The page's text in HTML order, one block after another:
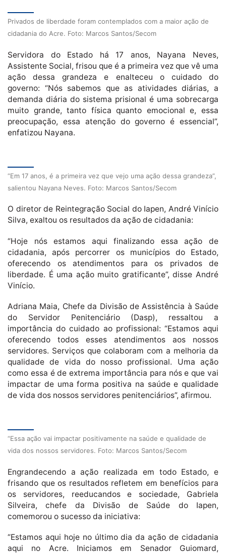
Privados de liberdade foram contemplados com a maior ação de
cidadania do Acre. Foto: Marcos Santos/Secom
Servidora do Estado há 17 anos, Nayana Neves,
Assistente Social, frisou que é a primeira vez que vê uma
ação dessa grandeza e enalteceu o cuidado do
governo: “Nós sabemos que as atividades diárias, a
demanda diária do sistema prisional é uma sobrecarga
muito grande, tanto física quanto emocional e, essa
preocupação, essa atenção do governo é essencial”,
enfatizou Nayana.
“Em 17 anos, é a primeira vez que vejo uma ação dessa grandeza”,
salientou Nayana Neves. Foto: Marcos Santos/Secom
O diretor de Reintegração Social do Iapen, André Vinício
Silva, exaltou os resultados da ação de cidadania:
“Hoje nós estamos aqui finalizando essa ação de
cidadania, após percorrer os municípios do Estado,
oferecendo os atendimentos para os privados de
liberdade. É uma ação muito gratificante”, disse André
Vinício.
Adriana Maia, Chefe da Divisão de Assistência à Saúde
do Servidor Penitenciário (Dasp), ressaltou a
importância do cuidado ao profissional: “Estamos aqui
oferecendo todos esses atendimentos aos nossos
servidores. Serviços que colaboram com a melhoria da
qualidade de vida do nosso profissional. Uma ação
como essa é de extrema importância para nós e que vai
impactar de uma forma positiva na saúde e qualidade
de vida dos nossos servidores penitenciários”, afirmou.
“Essa ação vai impactar positivamente na saúde e qualidade de
vida dos nossos servidores. Foto: Marcos Santos/Secom
Engrandecendo a ação realizada em todo Estado, e
frisando que os resultados refletem em benefícios para
os servidores, reeducandos e sociedade, Gabriela
Silveira, chefe da Divisão de Saúde do Iapen,
comemorou o sucesso da iniciativa:
“Estamos aqui hoje no último dia da ação de cidadania
aqui no Acre. Iniciamos em Senador Guiomard,